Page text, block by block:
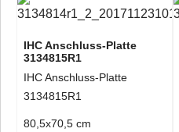
IHC Anschluss-Platte
3134815R1
IHC Anschluss-Platte
3134815R1
80,5x70,5 cm